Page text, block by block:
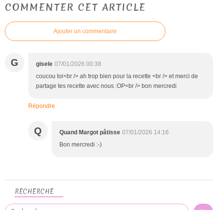
COMMENTER CET ARTICLE
Ajouter un commentaire
G gisele 07/01/2026 00:38
coucou toi<br /> ah trop bien pour la recette <br /> et merci de
partage tes recette avec nous :OP<br /> bon mercredi
Répondre
Q Quand Margot pâtisse 07/01/2026 14:16
Bon mercredi :-)
RECHERCHE